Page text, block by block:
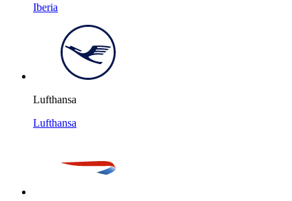
Iberia
Lufthansa
Lufthansa